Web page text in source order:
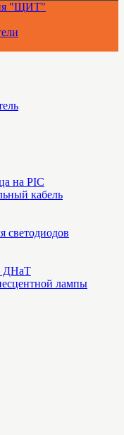
"ЩИТ"
на PIC
кабель
светодиодов
ДНаТ
лампы